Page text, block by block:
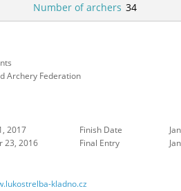
Number of archers 34
Archery Federation
2017 Finish Date
23, 2016 Final Entry
kladno.cz